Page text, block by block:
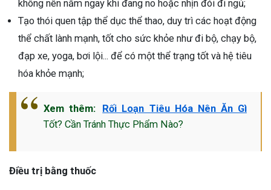
không nên nằm ngay khi đang no hoặc nhịn đói đi ngủ;
Tạo thói quen tập thể dục thể thao, duy trì các hoạt động
thể chất lành mạnh, tốt cho sức khỏe như đi bộ, chạy bộ,
đạp xe, yoga, bơi lội... để có một thể trạng tốt và hệ tiêu
hóa khỏe mạnh;
Xem thêm:
Rối Loạn Tiêu Hóa Nên Ăn Gì
Tốt? Cần Tránh Thực Phẩm Nào?
Điều trị bằng thuốc